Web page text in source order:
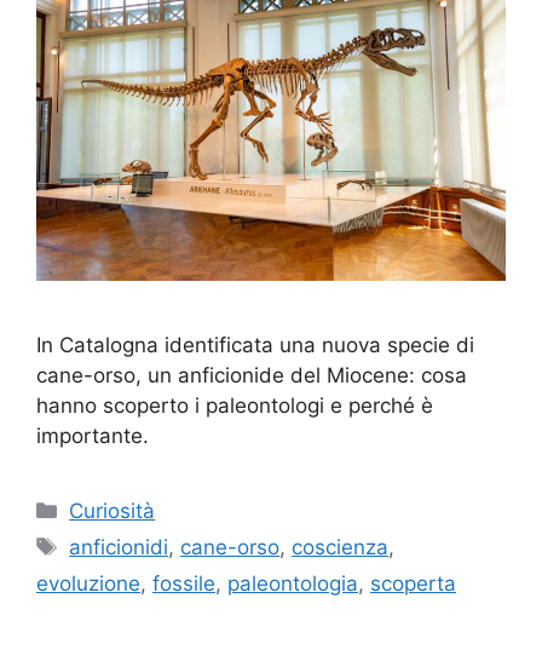
In Catalogna identificata una nuova specie di
cane-orso, un anficionide del Miocene: cosa
hanno scoperto i paleontologi e perché è
importante.
Categorie
Curiosità
Tag
anficionidi, cane-orso, coscienza,
evoluzione, fossile, paleontologia, scoperta